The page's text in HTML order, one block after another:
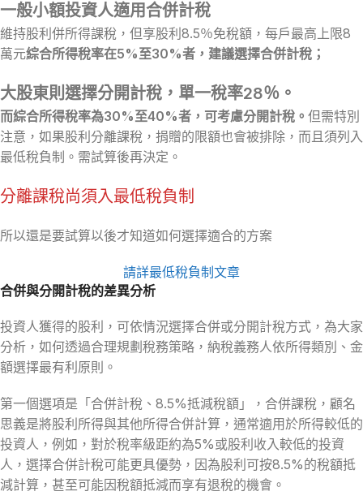
一般小額投資人適用合併計稅
維持股利併所得課稅，但享股利8.5％免稅額，每戶最高上限8
萬元綜合所得稅率在5%至30%者，建議選擇合併計稅；
大股東則選擇分開計稅，單一稅率28％。
而綜合所得稅率為30%至40%者，可考慮分開計稅。 但需特別
注意，如果股利分離課稅，捐贈的限額也會被排除，而且須列入
最低稅負制。需試算後再決定。
分離課稅尚須入最低稅負制
所以還是要試算以後才知道如何選擇適合的方案
請詳最低稅負制文章
合併與分開計稅的差異分析
投資人獲得的股利，可依情況選擇合併或分開計稅方式，為大家
分析，如何透過合理規劃稅務策略，納稅義務人依所得類別、金
額選擇最有利原則。
第一個選項是「合併計稅、8.5%抵減稅額」，合併課稅，顧名
思義是將股利所得與其他所得合併計算，通常適用於所得較低的
投資人，例如，對於稅率級距約為5%或股利收入較低的投資
人，選擇合併計稅可能更具優勢，因為股利可按8.5%的稅額抵
減計算，甚至可能因稅額抵減而享有退稅的機會。